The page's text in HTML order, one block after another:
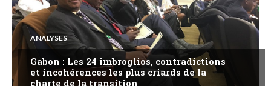
ANALYSES
Gabon : Les 24 imbroglios, contradictions
et incohérences les plus criards de la
charte de la transition